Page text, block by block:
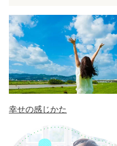
幸せの感じかた